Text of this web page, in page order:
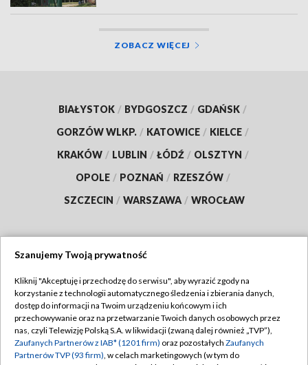
ZOBACZ WIĘCEJ
BIAŁYSTOK / BYDGOSZCZ / GDAŃSK /
GORZÓW WLKP. / KATOWICE / KIELCE /
KRAKÓW / LUBLIN / ŁÓDŹ / OLSZTYN /
OPOLE / POZNAŃ / RZESZÓW /
SZCZECIN / WARSZAWA / WROCŁAW
TVP
Abonament TVP
Emisja w TVP
Regulamin TVP
Polityka prywatności
Szanujemy Twoją prywatność
Kliknij "Akceptuję i przechodzę do serwisu", aby wyrazić zgody na
korzystanie z technologii automatycznego śledzenia i zbierania danych,
dostęp do informacji na Twoim urządzeniu końcowym i ich
przechowywanie oraz na przetwarzanie Twoich danych osobowych przez
nas, czyli Telewizję Polską S.A. w likwidacji (zwaną dalej również „TVP”),
Zaufanych Partnerów z IAB* (1201 firm) oraz pozostałych Zaufanych
Partnerów TVP (93 firm), w celach marketingowych (w tym do